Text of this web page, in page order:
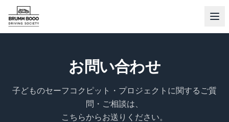
お問い合わせ
子どものセーフコクピット・プロジェクトに関するご質
問・ご相談は、
こちらからお送りください。